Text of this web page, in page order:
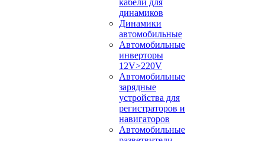
кабели для
динамиков
Динамики
автомобильные
Автомобильные
инверторы
12V>220V
Автомобильные
зарядные
устройства для
регистраторов и
навигаторов
Автомобильные